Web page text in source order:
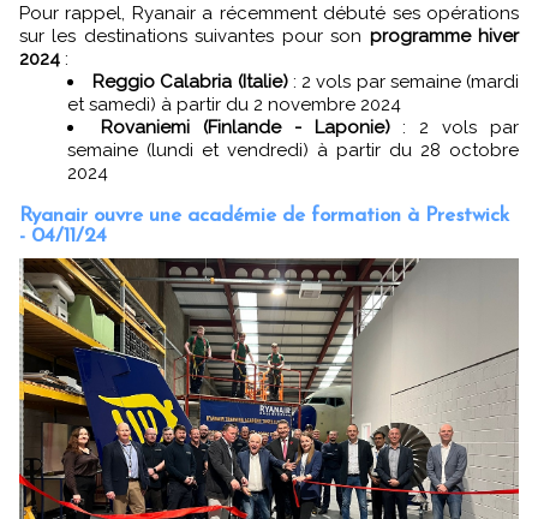
Pour rappel, Ryanair a récemment débuté ses opérations
sur les destinations suivantes pour son programme hiver
2024 :
Reggio Calabria (Italie): 2 vols par semaine (mardi
et samedi) à partir du 2 novembre 2024
Rovaniemi (Finlande - Laponie): 2 vols par
semaine (lundi et vendredi) à partir du 28 octobre
2024
Ryanair ouvre une académie de formation à Prestwick
- 04/11/24